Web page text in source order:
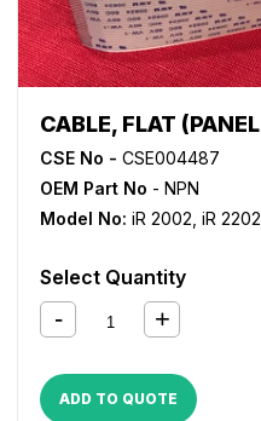
CABLE, FLAT
CSE No - CSE004487
OEM Part No - NPN
Model No: iR 2002 iR 2202
Select Quantity
ADD TO QUOTE